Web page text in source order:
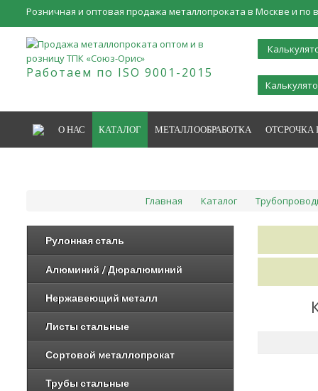
Розничная и оптовая продажа металлопроката в Москве и по
Работаем по ISO 9001-2015
О НАС КАТАЛОГ МЕТАЛЛООБРАБОТКА ОТСРОЧКА
Главная Каталог
Рулонная сталь
Алюминий / Дюралюминий
Нержавеющий металл
Листы стальные
Сортовой металлопрокат
Трубы стальные